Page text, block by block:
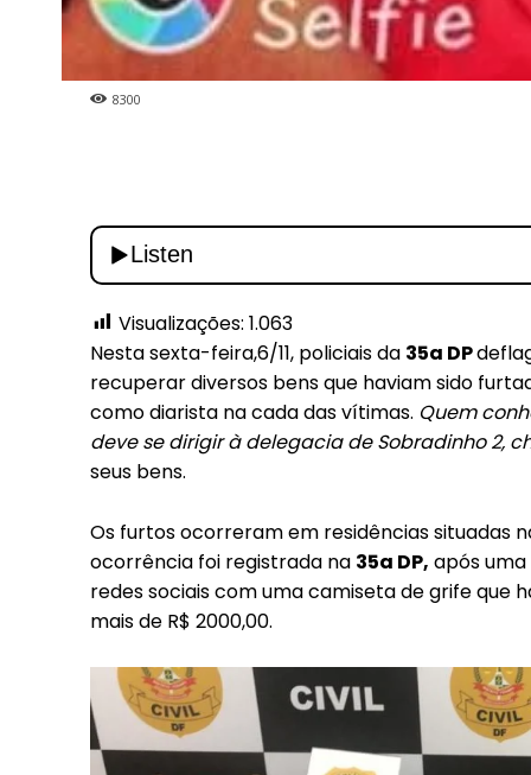
Included for free:
Etiam est nibh, lobortis
8300
Visualizações: 1.063
Nesta sexta-feira,6/11, policiais da 35a DP
recuperar diversos bens que haviam sido
como diarista na cada das vítimas. Quem
deve se dirigir à delegacia de Sobradinho 2,
seus bens.
Os furtos ocorreram em residências situadas
ocorrência foi registrada na 35a DP, após
redes sociais com uma camiseta de grife que
mais de R$ 2000,00.